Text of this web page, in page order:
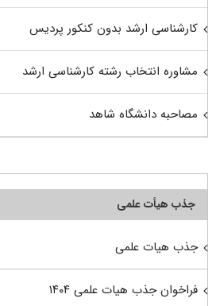
کارشناسی ارشد بدون کنکور پردیس
مشاوره انتخاب رشته کارشناسی ارشد
مصاحبه دانشگاه شاهد
جذب هیأت علمی
جذب هیات علمی
فراخوان جذب هیات علمی ۱۴۰۴